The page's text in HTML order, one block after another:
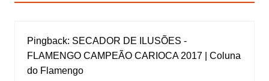
Pingback: SECADOR DE ILUSÕES -
FLAMENGO CAMPEÃO CARIOCA 2017 | Coluna
do Flamengo